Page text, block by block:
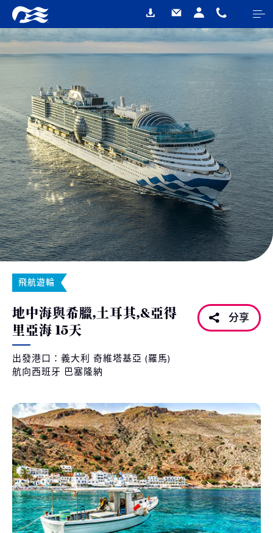
飛航遊輪
地中海與希臘,土耳其,&亞得
里亞海 15天
出發港口：義大利 奇維塔基亞 (羅馬)
航向西班牙 巴塞隆納
分享